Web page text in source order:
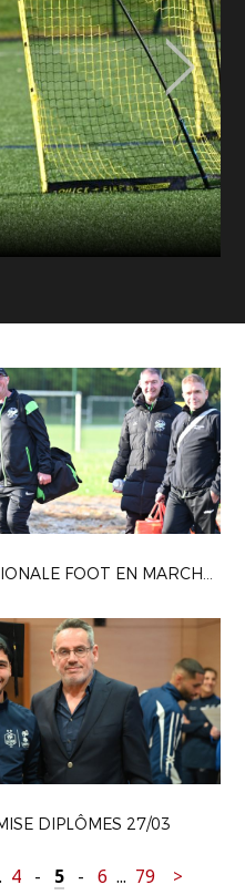
PHASE RÉGIONALE FOOT EN MARCHANT
DIPLÔMES 27/03
4 - 5 - 6 ... 79 >